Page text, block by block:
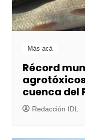
Más acá
Récord
cuenca del
Redacción IDL